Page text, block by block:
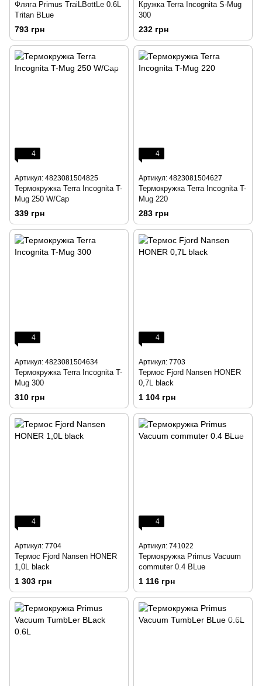
Фляга Primus TraiLBottLe 0.6L
Tritan BLue
793 грн
Кружка Terra Incognita S-Mug
300
232 грн
4
Артикул: 4823081504825
Термокружка Terra Incognita T-
Mug 250 W/Cap
339 грн
4
Артикул: 4823081504627
Термокружка Terra Incognita T-
Mug 220
283 грн
4
Артикул: 4823081504634
Термокружка Terra Incognita T-
Mug 300
310 грн
4
Артикул: 7703
Термос Fjord Nansen HONER
0,7L black
1 104 грн
4
Артикул: 7704
Термос Fjord Nansen HONER
1,0L black
1 303 грн
4
Артикул: 741022
Термокружка Primus Vacuum
commuter 0.4 BLue
1 116 грн